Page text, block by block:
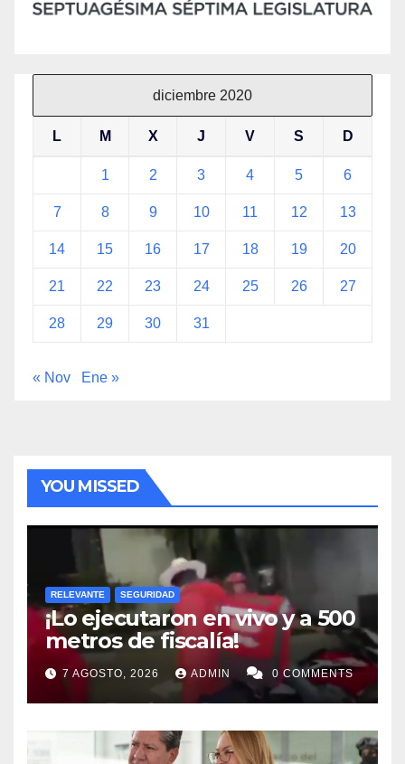
diciembre 2020
L M X J V S D
1 2 3 4 5 6
7 8 9 10 11 12 13
14 15 16 17 18 19 20
21 22 23 24 25 26 27
28 29 30 31
« Nov Ene »
YOU MISSED
RELEVANTE SEGURIDAD
¡Lo ejecutaron en vivo y a 500
metros de fiscalía!
7 AGOSTO, 2026 ADMIN 0 COMMENTS